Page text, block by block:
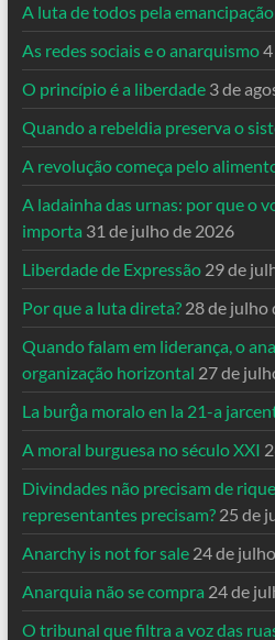
A luta de todos pela emancipação
As redes sociais e o anarquismo
O princípio é a liberdade 3 de
Quando a rebeldia preserva o
A revolução começa pelo
A ladainha das urnas: por que o
importa 31 de julho de 2026
Liberdade de Expressão 29 de
Por que a luta direta? 28 de julho
Quando falam em liderança, o
organização horizontal 27 de
La burĝa moralo en la 21-a
A moral burguesa no século XXI
Divindades não precisam de
representantes precisam? 25 de
Anarchy is not for sale 24 de
Anarquia não se compra 24 de
O tribunal que filtra a voz das